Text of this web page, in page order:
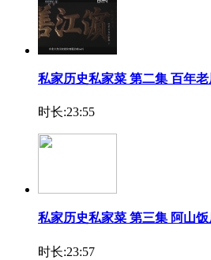
私家历史私家菜 第二集 百年
时长:23:55
私家历史私家菜 第三集 阿山
时长:23:57